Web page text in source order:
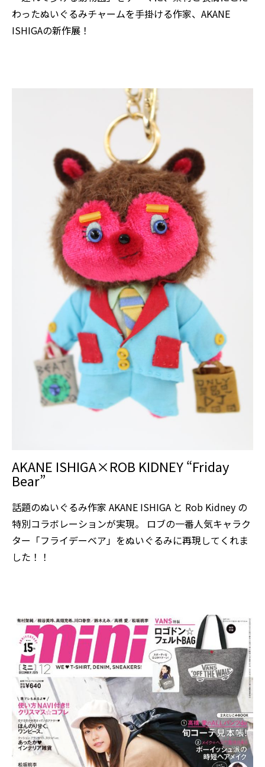
わったぬいぐるみチャームを手掛ける作家、AKANE
ISHIGAの新作展！
AKANE ISHIGA×ROB KIDNEY “Friday
Bear”
話題のぬいぐるみ作家 AKANE ISHIGA と Rob Kidney の
特別コラボレーションが実現。 ロブの一番人気キャラク
ター「フライデーベア」をぬいぐるみに再現してくれま
した！！